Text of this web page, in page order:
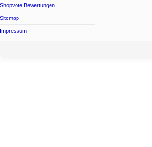
Shopvote Bewertungen
Sitemap
Impressum